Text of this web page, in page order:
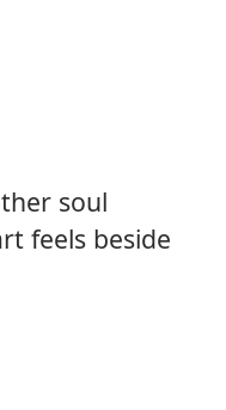
soul
feels beside